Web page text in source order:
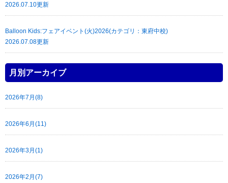
2026.07.10更新
Balloon Kids:フェアイベント(火)2026(カテゴリ：東府中校)
2026.07.08更新
月別アーカイブ
2026年7月(8)
2026年6月(11)
2026年3月(1)
2026年2月(7)